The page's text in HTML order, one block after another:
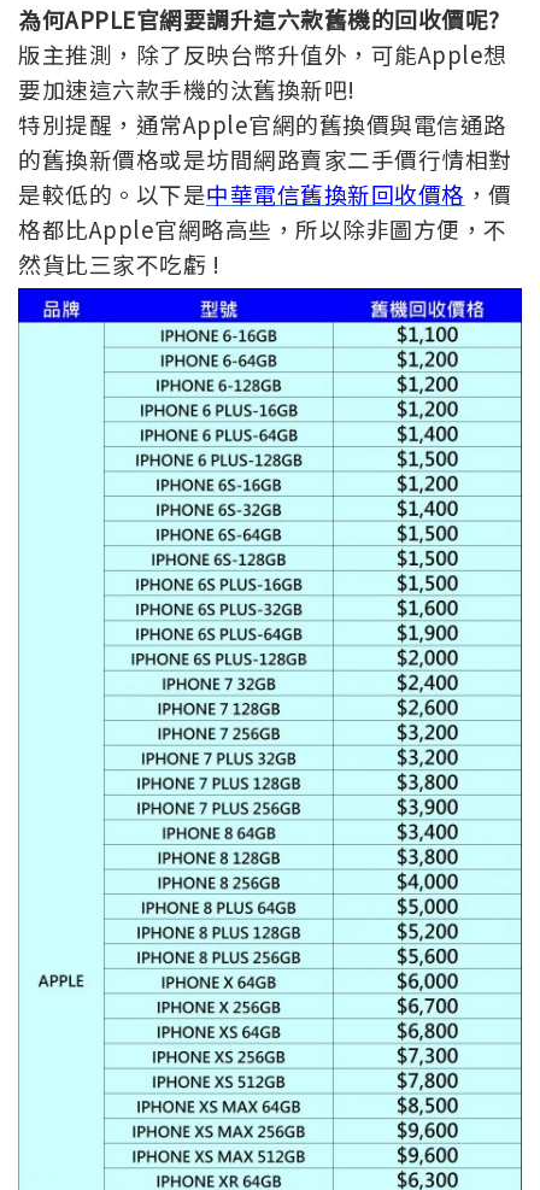
為何APPLE官網要調升這六款舊機的回收價呢?
版主推測，除了反映台幣升值外，可能Apple想
要加速這六款手機的汰舊換新吧!
特別提醒，通常Apple官網的舊換價與電信通路
的舊換新價格或是坊間網路賣家二手價行情相對
是較低的。以下是中華電信舊換新回收價格 ，價
格都比Apple官網略高些，所以除非圖方便，不
然貨比三家不吃虧 !